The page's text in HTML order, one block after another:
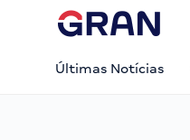
Últimas Notícias